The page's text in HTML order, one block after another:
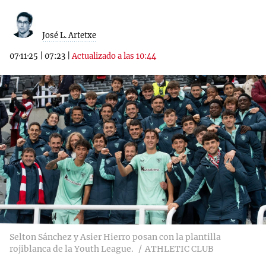
José L. Artetxe
07·11·25 07:23 |Actualizado a las 10:44
Selton Sánchez y Asier Hierro posan con la plantilla
rojiblanca de la Youth League.
ATHLETIC CLUB